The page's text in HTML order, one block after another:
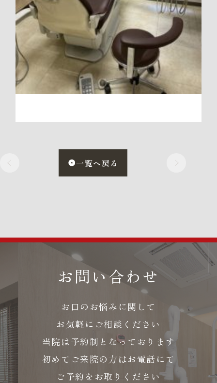
一覧へ戻る
お問い合わせ
お口のお悩みに関して
お気軽にご相談ください
当院は予約制となっております
初めてご来院の方はお電話にて
ご予約をお取りください